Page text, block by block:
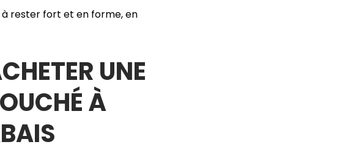
à rester fort et en forme, en
UNE
À